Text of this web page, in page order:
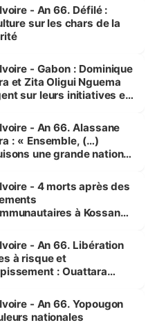
- An 66. Défilé :
sur les chars de la
- Gabon : Dominique
et Zita Oligui Nguema
sur leurs initiatives en
- An 66. Alassane
: « Ensemble, (…)
une grande nation
futures »
- 4 morts après des
à Kossandji
sinistrés
- An 66. Libération
à risque et
: Ouattara
droit pour préserver les
»
- An 66. Yopougon
nationales